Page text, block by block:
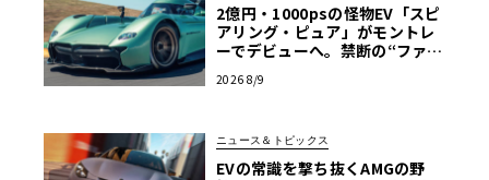
2億円・1000psの怪物EV「スピ
アリング・ピュア」がモントレ
ーでデビューへ。禁断の“ファン
市販化
2026 8/9
ニュース＆トピックス
EVの常識を撃ち抜くAMGの野